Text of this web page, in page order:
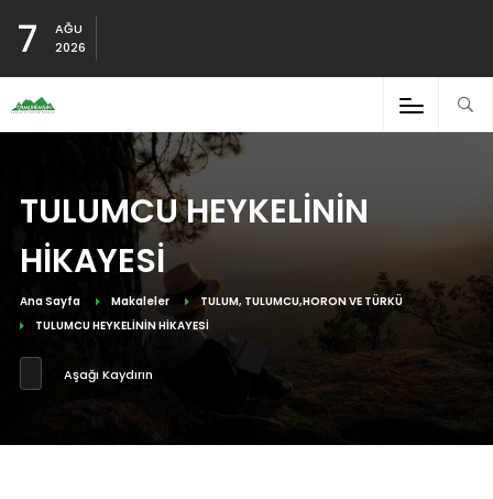
7
AĞU
2026
TULUMCU HEYKELİNİN
HİKAYESİ
Ana Sayfa Makaleler
TULUM, TULUMCU,HORON VE TÜRKÜ
TULUMCU HEYKELİNİN HİKAYESİ
Aşağı Kaydırın